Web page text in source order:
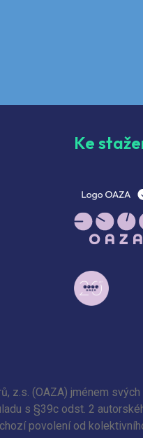
Ke
z.s. (OAZA) jménem
s §39c odst. 2
povolení od